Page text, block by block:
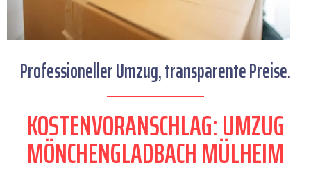
Professioneller Umzug, transparente Preise.
KOSTENVORANSCHLAG: UMZUG
MÖNCHENGLADBACH MÜLHEIM